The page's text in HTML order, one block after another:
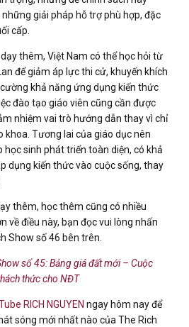
giải pháp hỗ trợ phù hợp, đặc
cấp.
thêm, Việt Nam có thể học hỏi từ
để giảm áp lực thi cử, khuyến khích
khả năng ứng dụng kiến thức
đào tạo giáo viên cũng cần được
nhiệm vai trò hướng dẫn thay vì chỉ
khoa. Tương lai của giáo dục nên
học sinh phát triển toàn diện, có khả
dụng kiến thức vào cuộc sống, thay
thêm, học thêm cũng có nhiều
về điều này, bạn đọc vui lòng nhấn
Show số 46 bên trên.
số 45: Bảng giá đất mới – Cuộc
thức cho NĐT
RICH NGUYEN ngay hôm nay để
sóng mới nhất nào của The Rich